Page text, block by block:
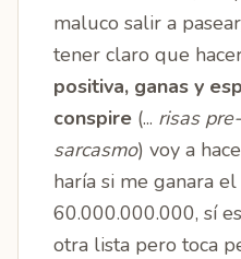
maluco salir a
tener claro que
positiva, ganas y
conspire (... risas
sarcasmo) voy a
haría si me ganara
60.000.000.000, sí
otra lista pero toca